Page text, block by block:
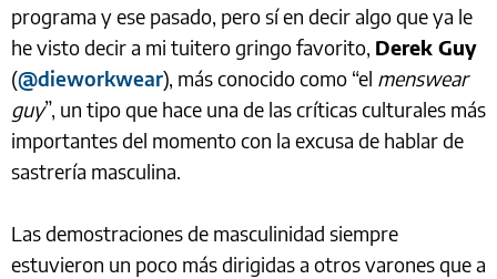
programa y ese pasado, pero sí en decir algo que ya le
he visto decir a mi tuitero gringo favorito, Derek Guy
(@dieworkwear), más conocido como “el menswear
guy”, un tipo que hace una de las críticas culturales más
importantes del momento con la excusa de hablar de
sastrería masculina.
Las demostraciones de masculinidad siempre
estuvieron un poco más dirigidas a otros varones que a